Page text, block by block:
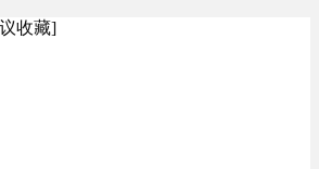
收藏]